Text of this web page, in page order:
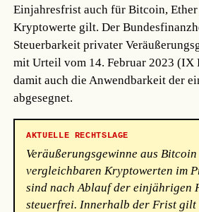
Einjahresfrist auch für Bitcoin,
Kryptowerte gilt. Der
Steuerbarkeit privater
mit Urteil vom 14. Februar 2023 (IX
damit auch die Anwendbarkeit der
abgesegnet.
AKTUELLE RECHTSLAGE
Veräußerungsgewinne aus
vergleichbaren Kryptowerten im
sind nach Ablauf der einjährigen
steuerfrei. Innerhalb der Frist gilt